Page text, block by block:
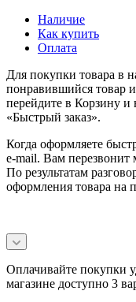
Наличие
Как купить
Оплата
Для покупки товара в
понравившийся товар и
перейдите в Корзину
«Быстрый заказ».
Когда оформляете
e-mail. Вам перезвонит
По результатам
оформления товара на
Оплачивайте покупки
магазине доступно 3